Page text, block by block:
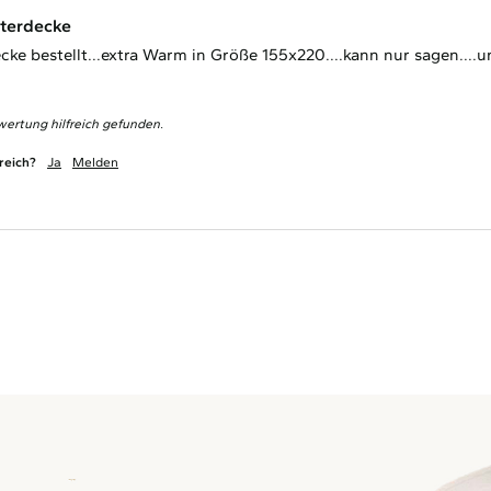
bestellt...extra Warm in Größe 155x220....kann nur
hilfreich gefunden.
Ja Melden